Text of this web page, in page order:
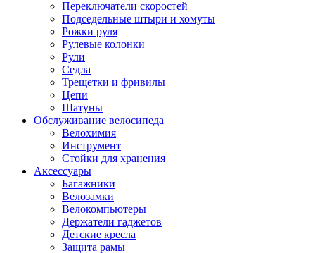
Переключатели скоростей
Подседельные штыри и хомуты
Рожки руля
Рулевые колонки
Рули
Седла
Трещетки и фривилы
Цепи
Шатуны
Обслуживание велосипеда
Велохимия
Инструмент
Стойки для хранения
Аксессуары
Багажники
Велозамки
Велокомпьютеры
Держатели гаджетов
Детские кресла
Защита рамы